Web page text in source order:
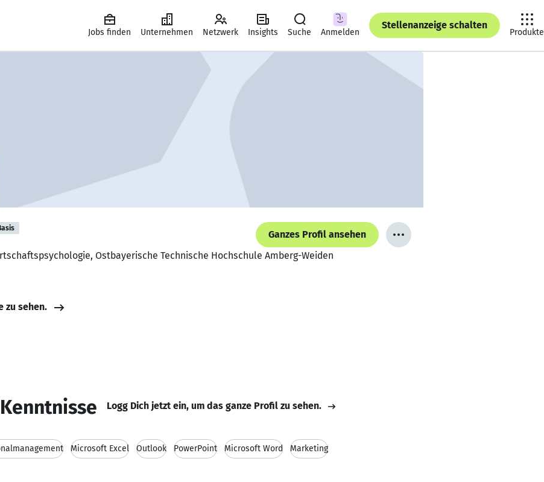
Jobs finden Unternehmen Netzwerk Insights Suche Anmelden
Stellenanzeige schalten
Produkte
Ganzes Profil ansehen
Ostbayerische Technische Hochschule Amberg-Weiden
zu sehen.
Logg Dich jetzt ein, um das ganze Profil zu sehen.
Microsoft Excel Outlook PowerPoint Microsoft Word Marketing